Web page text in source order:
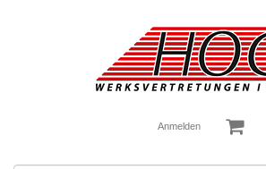
Anmelden